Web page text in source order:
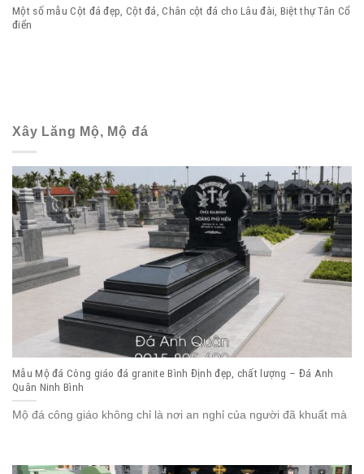
Một số mẫu Cột đá đẹp, Cột đá, Chân cột đá cho Lâu đài, Biệt thự Tân Cổ
điển
Xây Lăng Mộ, Mộ đá
Mẫu Mộ đá Công giáo đá granite Bình Định đẹp, chất lượng – Đá Anh
Quân Ninh Bình
Mộ đá công giáo không chỉ là nơi an nghỉ của người đã khuất mà